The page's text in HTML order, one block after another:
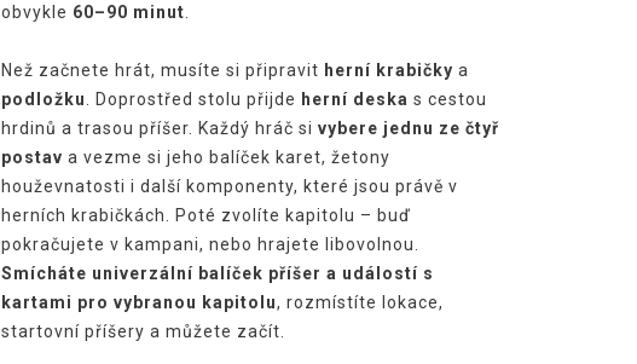
obvykle 60–90 minut
Než začnete hrát, musíte si připravit herní krabičky a
podložku
. Doprostřed stolu přijde herní deska s cestou
hrdinů a trasou příšer. Každý hráč si vybere jednu ze čtyř
postav a vezme si jeho balíček karet, žetony
houževnatosti i další komponenty, které jsou právě v
herních krabičkách. Poté zvolíte kapitolu – buď
pokračujete v kampani, nebo hrajete libovolnou.
Smícháte univerzální balíček příšer a událostí s
kartami pro vybranou kapitolu, rozmístíte lokace,
startovní příšery a můžete začít.